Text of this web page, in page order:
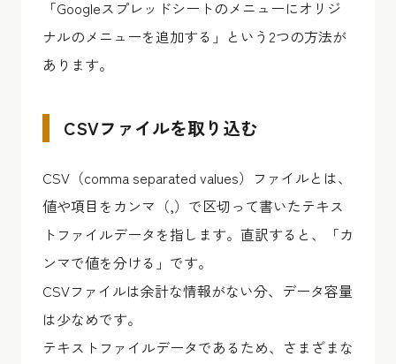
「Googleスプレッドシートのメニューにオリジ
ナルのメニューを追加する」という2つの方法が
あります。
CSVファイルを取り込む
CSV（comma separated values）ファイルとは、
値や項目をカンマ（,）で区切って書いたテキス
トファイルデータを指します。直訳すると、「カ
ンマで値を分ける」です。
CSVファイルは余計な情報がない分、データ容量
は少なめです。
テキストファイルデータであるため、さまざまな